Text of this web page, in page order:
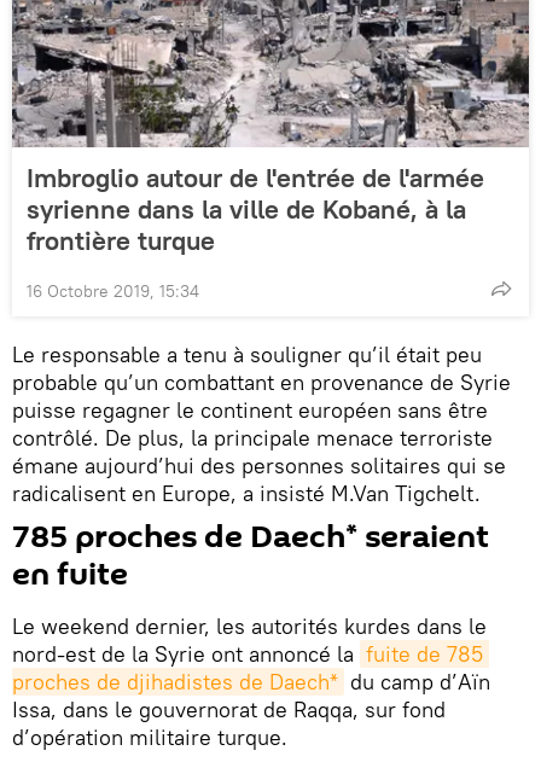
Imbroglio autour de l'entrée de l'armée
syrienne dans la ville de Kobané, à la
frontière turque
16 Octobre 2019, 15:34
Le responsable a tenu à souligner qu’il était peu
probable qu’un combattant en provenance de Syrie
puisse regagner le continent européen sans être
contrôlé. De plus, la principale menace terroriste
émane aujourd’hui des personnes solitaires qui se
radicalisent en Europe, a insisté M.Van Tigchelt.
785 proches de Daech* seraient
en fuite
Le weekend dernier, les autorités kurdes dans le
nord-est de la Syrie ont annoncé la fuite de 785
proches de djihadistes de Daech* du camp d’Aïn
Issa, dans le gouvernorat de Raqqa, sur fond
d’opération militaire turque.